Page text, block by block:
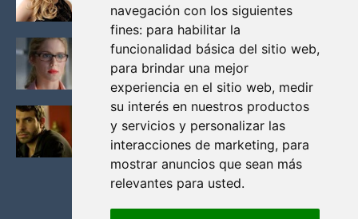
navegación con los siguientes
fines: para habilitar la
funcionalidad básica del sitio web,
para brindar una mejor
experiencia en el sitio web, medir
su interés en nuestros productos
y servicios y personalizar las
interacciones de marketing, para
mostrar anuncios que sean más
relevantes para usted.
Junio 14, 2013
FELICITY (EMILY BETT RICKARDS), LAS FOTOS
MAS BONITAS DE LA ALIADA DE ARROW
Noviembre 30, 2013
BLACK MIRROR: TODA TU HISTORIA. EPISODIO 3.
LA CRITICA
Mayo 17, 2012